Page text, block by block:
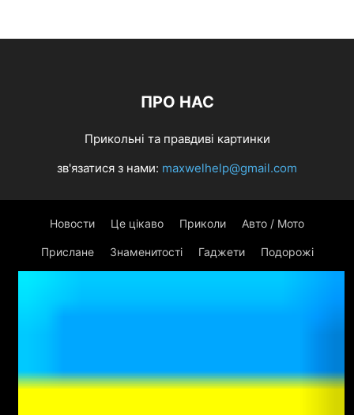
ПРО НАС
Прикольні та правдиві картинки
зв'язатися з нами: maxwelhelp@gmail.com
Новости Це цікаво Приколи Авто / Мото
Прислане Знаменитості Гаджети Подорожі